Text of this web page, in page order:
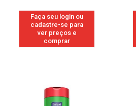
Faça seu login ou
cadastre-se para
ver preços e
comprar